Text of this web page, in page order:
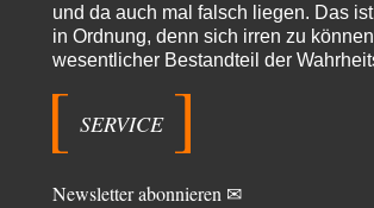
Schattenlandvor 14 Stunden zu:
Unkabarettistische Anstalten
Dem schließe ich mich 100 pro an - das deutsche
tot (Lisa…
vor 15 Stunden zu:
Dissonanzen
Kleine Korrektur: Anders als Moshe Zuckermann
und da auch mal falsch liegen. Das
in Ordnung, denn sich irren zu
wesentlicher Bestandteil der
SERVICE
Newsletter abonnieren ✉